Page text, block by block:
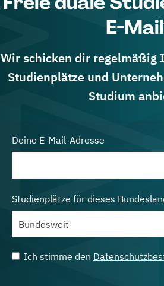
E-
Wir schicken dir regelmäßig
Studienplätze und
Studium
Deine E-Mail-Adresse
Studienplätze für dieses
Ich stimme den